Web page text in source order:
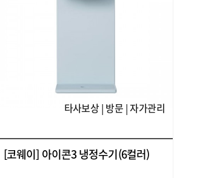
타사보상 | 방문 | 자가관리
[코웨이] 아이콘3 냉정수기(6컬러)